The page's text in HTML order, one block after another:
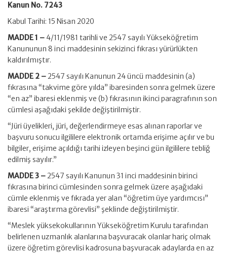
Kanun No. 7243
Kabul Tarihi: 15 Nisan 2020
MADDE 1 – 4/11/1981 tarihli ve 2547 sayılı Yükseköğretim
Kanununun 8 inci maddesinin sekizinci fıkrası yürürlükten
kaldırılmıştır.
MADDE 2 –2547 sayılı Kanunun 24 üncü maddesinin (a)
fıkrasına “takvime göre yılda” ibaresinden sonra gelmek üzere
“en az” ibaresi eklenmiş ve (b) fıkrasının ikinci paragrafının son
cümlesi aşağıdaki şekilde değiştirilmiştir.
“Jüri üyelikleri, jüri, değerlendirmeye esas alınan raporlar ve
başvuru sonucu ilgililere elektronik ortamda erişime açılır ve bu
bilgiler, erişime açıldığı tarihi izleyen beşinci gün ilgililere tebliğ
edilmiş sayılır.”
MADDE 3 –2547 sayılı Kanunun 31 inci maddesinin birinci
fıkrasına birinci cümlesinden sonra gelmek üzere aşağıdaki
cümle eklenmiş ve fıkrada yer alan “öğretim üye yardımcısı”
ibaresi “araştırma görevlisi” şeklinde değiştirilmiştir.
“Meslek yüksekokullarının Yükseköğretim Kurulu tarafından
belirlenen uzmanlık alanlarına başvuracak olanlar hariç olmak
üzere öğretim görevlisi kadrosuna başvuracak adaylarda en az